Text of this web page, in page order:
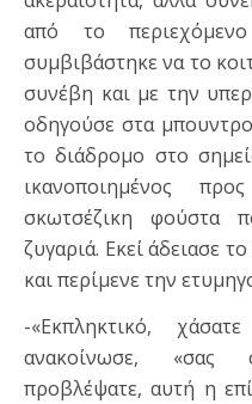
από το
συμβιβάστηκε να το
συνέβη και με την
οδηγούσε στα
το διάδρομο στο
ικανοποιημένος
σκωτσέζικη φούστα
ζυγαριά. Εκεί άδειασε
και περίμενε την
-«Εκπληκτικό,
ανακοίνωσε, «σας
προβλέψατε, αυτή η